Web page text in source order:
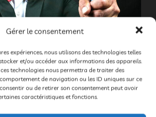
Gérer le consentement
expériences, nous utilisons des technologies telles
et/ou accéder aux informations des appareils.
technologies nous permettra de traiter des
de navigation ou les ID uniques sur ce
ou de retirer son consentement peut avoir
caractéristiques et fonctions.
Soirée spectacle